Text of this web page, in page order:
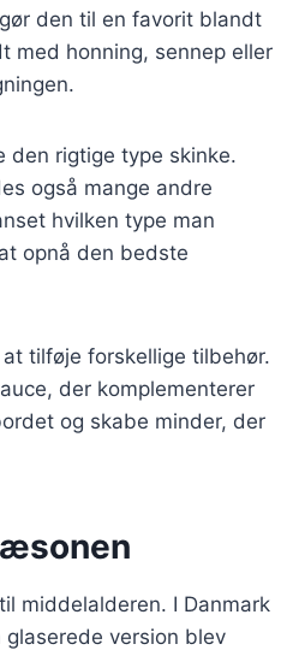
den til en favorit blandt
med honning, sennep eller
rigtige type skinke.
også mange andre
hvilken type man
opnå den bedste
tilføje forskellige tilbehør.
der komplementerer
og skabe minder, der
middelalderen. I Danmark
version blev